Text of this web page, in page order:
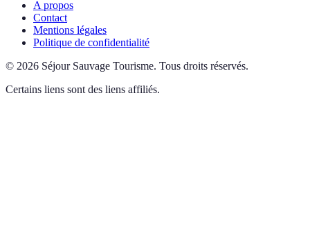
A propos
Contact
Mentions légales
Politique de confidentialité
© 2026 Séjour Sauvage Tourisme. Tous droits réservés.
Certains liens sont des liens affiliés.